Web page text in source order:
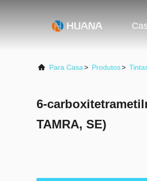
Para Casa> Produtos>
6-
TAMRA, SE)